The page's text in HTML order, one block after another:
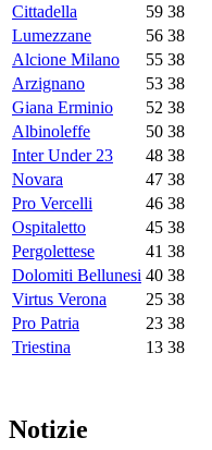
Cittadella
59 38
Lumezzane
56 38
Alcione Milano
55 38
Arzignano
53 38
Giana Erminio
52 38
Albinoleffe
50 38
Inter Under 23
48 38
Novara
47 38
Pro Vercelli
46 38
Ospitaletto
45 38
Pergolettese
41 38
Dolomiti Bellunesi 40 38
Virtus Verona
25 38
Pro Patria
23 38
Triestina
13 38
Notizie